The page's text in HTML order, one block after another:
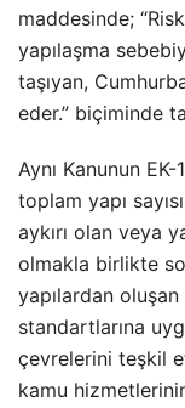
maddesinde;
yapılaşma
taşıyan,
eder.” biçiminde
Aynı Kanunun
toplam yapı
aykırı olan veya
olmakla birlikte
yapılardan
standartlarına
çevrelerini teşkil
kamu